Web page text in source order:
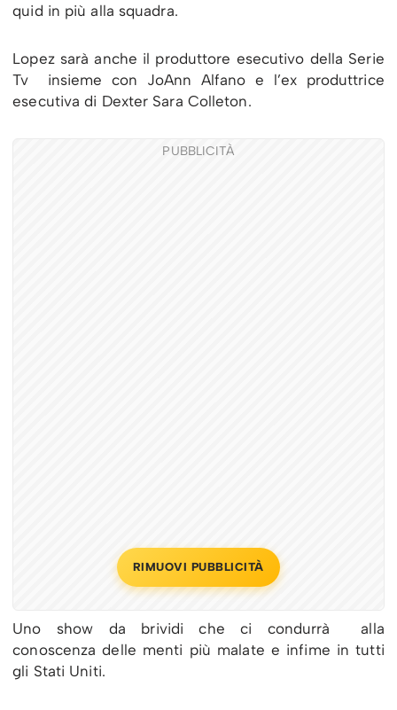
quid in più alla squadra.
Lopez sarà anche il produttore esecutivo della Serie
Tv insieme con JoAnn Alfano e l’ex produttrice
esecutiva di Dexter Sara Colleton.
PUBBLICITÀ
RIMUOVI PUBBLICITÀ
Uno show da brividi che ci condurrà alla
conoscenza delle menti più malate e infime in tutti
gli Stati Uniti.